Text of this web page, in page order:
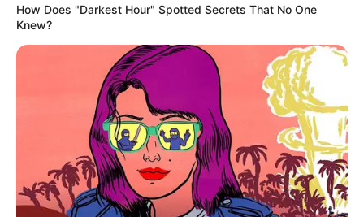
How Does "Darkest Hour" Spotted Secrets That No One
Knew?